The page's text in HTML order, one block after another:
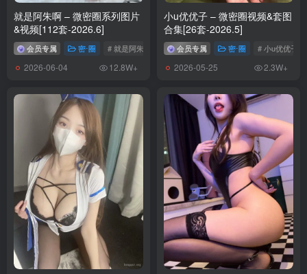
就是阿朱啊 – 微密圈系列图片
&视频[112套-2026.6]
会员专属 密⋅圈 # 就是阿朱啊
2026-06-04 12.8W+
小u优优子 – 微密圈视频&套图
合集[26套-2026.5]
会员专属 密⋅圈 # 小u优优子
2026-05-25 2.3W+